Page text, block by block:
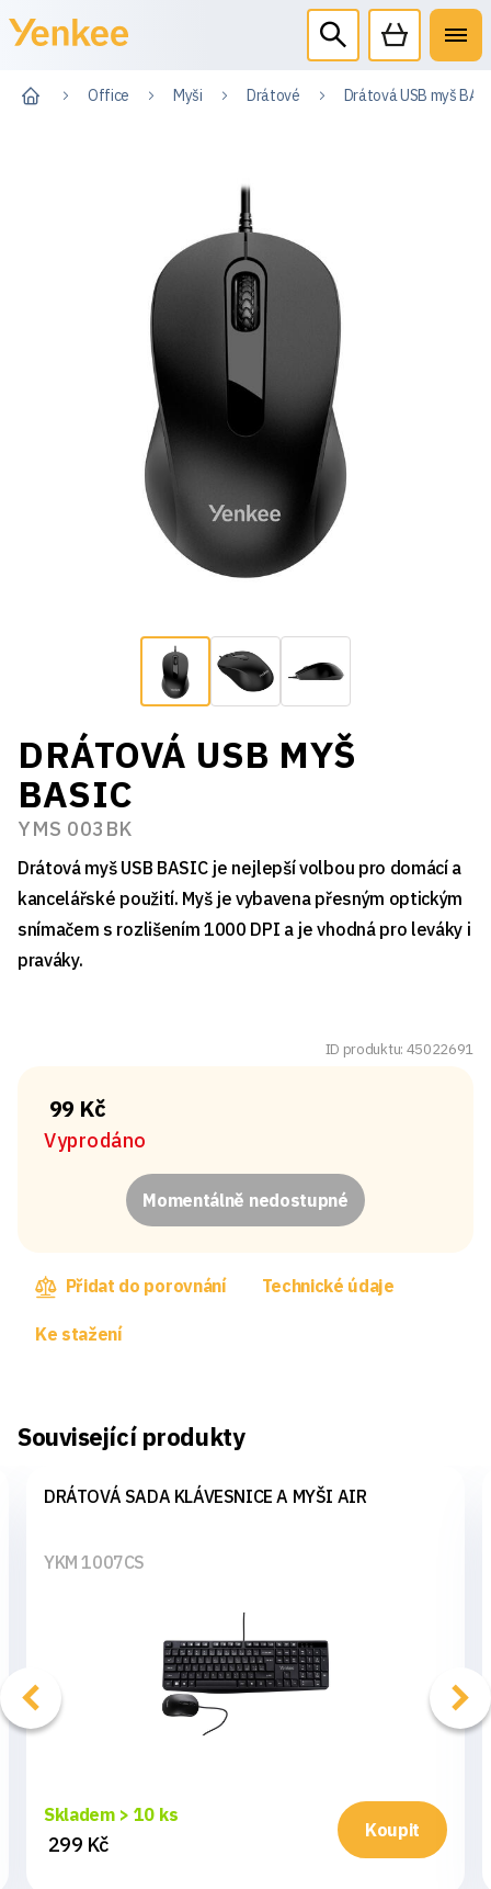
Office Myši Drátové Drátová USB myš
DRÁTOVÁ USB MYŠ
BASIC
YMS 003BK
Drátová myš USB BASIC je nejlepší volbou pro domácí a
kancelářské použití. Myš je vybavena přesným optickým
snímačem s rozlišením 1000 DPI a je vhodná pro leváky i
praváky.
ID produktu: 45022691
99 Kč
Vyprodáno
Momentálně nedostupné
Přidat do porovnání Technické údaje
Ke stažení
Související produkty
DRÁTOVÁ SADA KLÁVESNICE A MYŠI AIR
YKM 1007CS
Skladem > 10 ks
299 Kč
Koupit